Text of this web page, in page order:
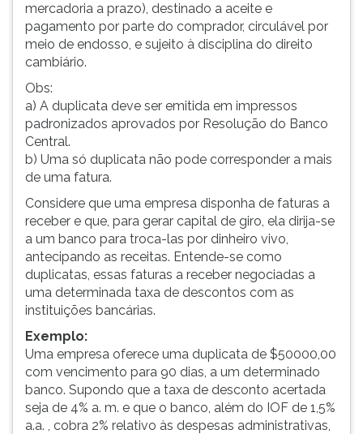
mercadoria a prazo), destinado a aceite e
pagamento por parte do comprador, circulável por
meio de endosso, e sujeito à disciplina do direito
cambiário.
Obs:
a) A duplicata deve ser emitida em impressos
padronizados aprovados por Resolução do Banco
Central.
b) Uma só duplicata não pode corresponder a mais
de uma fatura.
Considere que uma empresa disponha de faturas a
receber e que, para gerar capital de giro, ela dirija-se
a um banco para troca-las por dinheiro vivo,
antecipando as receitas. Entende-se como
duplicatas, essas faturas a receber negociadas a
uma determinada taxa de descontos com as
instituições bancárias.
Exemplo:
Uma empresa oferece uma duplicata de $50000,00
com vencimento para 90 dias, a um determinado
banco. Supondo que a taxa de desconto acertada
seja de 4% a. m. e que o banco, além do IOF de 1,5%
a.a. , cobra 2% relativo às despesas administrativas,